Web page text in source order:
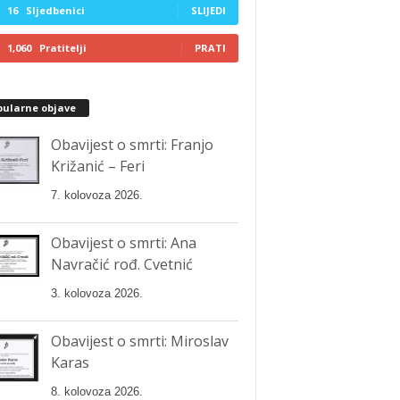
16 Sljedbenici SLIJEDI
1,060 Pratitelji PRATI
objave
Obavijest o smrti: Franjo
Križanić – Feri
7. kolovoza 2026.
Obavijest o smrti: Ana
Navračić rođ. Cvetnić
3. kolovoza 2026.
Obavijest o smrti: Miroslav
Karas
8. kolovoza 2026.